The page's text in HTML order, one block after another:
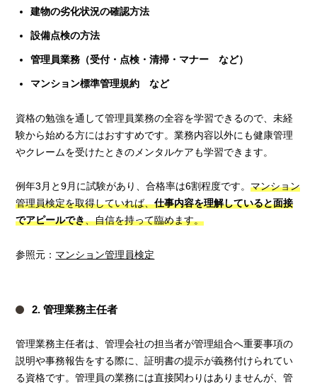
建物の劣化状況の確認方法
設備点検の方法
管理員業務（受付・点検・清掃・マナー など）
マンション標準管理規約 など
資格の勉強を通して管理員業務の全容を学習できるので、未経
験から始める方にはおすすめです。業務内容以外にも健康管理
やクレームを受けたときのメンタルケアも学習できます。
例年3月と9月に試験があり、合格率は6割程度です。マンション
管理員検定を取得していれば、仕事内容を理解していると面接
でアピールでき、自信を持って臨めます。
参照元： マンション管理員検定
2. 管理業務主任者
管理業務主任者は、管理会社の担当者が管理組合へ重要事項の
説明や事務報告をする際に、証明書の提示が義務付けられてい
る資格です。管理員の業務には直接関わりはありませんが、管